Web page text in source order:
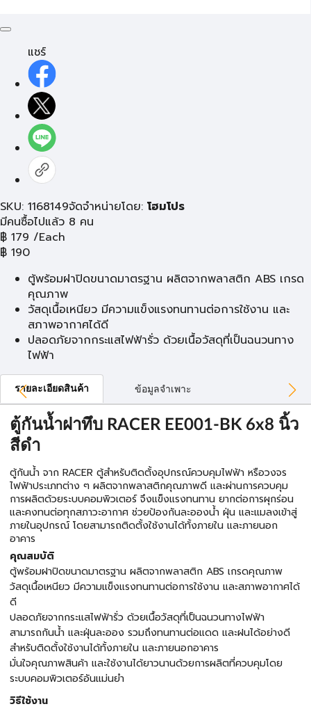
แชร์
SKU: 1168149จัดจำหน่ายโดย: โฮมโปร
มีคนซื้อไปแล้ว 8 คน
฿ 179 /Each
฿ 190
ตู้พร้อมฝาปิดขนาดมาตรฐาน ผลิตจากพลาสติก ABS เกรด
คุณภาพ
วัสดุเนื้อเหนียว มีความแข็งแรงทนทานต่อการใช้งาน และ
สภาพอากาศได้ดี
ปลอดภัยจากกระแสไฟฟ้ารั่ว ด้วยเนื้อวัสดุที่เป็นฉนวนทาง
ไฟฟ้า
รายละเอียดสินค้า ข้อมูลจำเพาะ
ตู้กันน้ำฝาทึบ RACER EE001-BK 6x8 นิ้ว
สีดำ
ตู้กันน้ำ จาก RACER ตู้สำหรับติดตั้งอุปกรณ์ควบคุมไฟฟ้า หรือวงจร
ไฟฟ้าประเภทต่าง ๆ ผลิตจากพลาสติกคุณภาพดี และผ่านการควบคุม
การผลิตด้วยระบบคอมพิวเตอร์ จึงแข็งแรงทนทาน ยากต่อการผุกร่อน
และคงทนต่อทุกสภาวะอากาศ ช่วยป้องกันละอองน้ำ ฝุ่น และแมลงเข้าสู่
ภายในอุปกรณ์ โดยสามารถติดตั้งใช้งานได้ทั้งภายใน และภายนอก
อาคาร
คุณสมบัติ
ตู้พร้อมฝาปิดขนาดมาตรฐาน ผลิตจากพลาสติก ABS เกรดคุณภาพ
วัสดุเนื้อเหนียว มีความแข็งแรงทนทานต่อการใช้งาน และสภาพอากาศได้
ดี
ปลอดภัยจากกระแสไฟฟ้ารั่ว ด้วยเนื้อวัสดุที่เป็นฉนวนทางไฟฟ้า
สามารถกันน้ำ และฝุ่นละออง รวมถึงทนทานต่อแดด และฝนได้อย่างดี
สำหรับติดตั้งใช้งานได้ทั้งภายใน และภายนอกอาคาร
มั่นใจคุณภาพสินค้า และใช้งานได้ยาวนานด้วยการผลิตที่ควบคุมโดย
ระบบคอมพิวเตอร์อันแม่นยำ
วิธีใช้งาน